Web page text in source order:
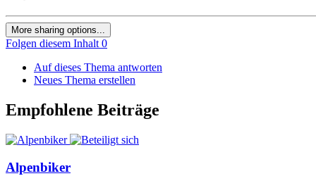
More sharing options...
Folgen diesem Inhalt 0
Auf dieses Thema antworten
Neues Thema erstellen
Empfohlene Beiträge
Alpenbiker